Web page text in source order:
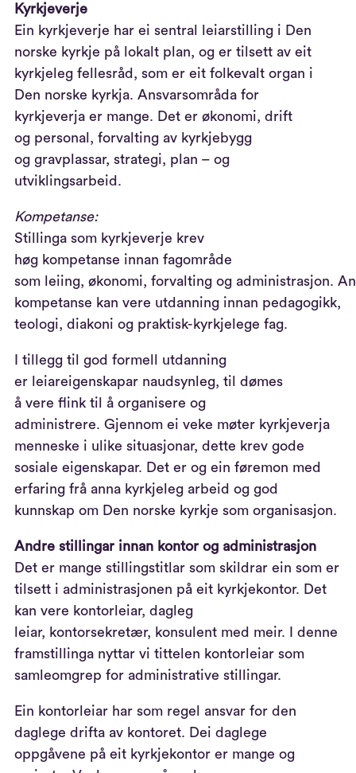
Kyrkjeverje
Ein kyrkjeverje har ei sentral leiarstilling i Den
norske kyrkje på lokalt plan, og er tilsett aveit
kyrkjeleg fellesråd , som er eit folkevalt organ i
Den norske kyrkja. Ansvarsområda for
kyrkjeverjaer mange. Det er økonomi, drift
og personal , forvalting avkyrkjebygg
og gravplassar, strategi, plan – og
utvikl ingsarbeid .
Kompetanse:
Stillinga som kyrkjeverje krev
høg kompetanse innan fagområde
som leiing, økonomi, forvaltingogadministrasjon.
kompetanse kan vere utdanninginnan pedagogikk,
teologi, diakoni og praktisk-kyrkjelege fag.
I tillegg til god formell utdanning
erleiareigenskaparnaudsynleg, til dømes
å vere flink til å organisere og
administrere. Gjennom ei veke møter kyrkjeverja
menneske i ulike situasjonar, dette krev gode
sosiale eigenskapar. Det er og ein føremon med
erfaring frå anna kyrkjeleg arbeid oggod
kunnskap om Den norske kyrkje som organisasjon.
Andre stillingar innan kontor og administrasjon
Det er mange stillingstitlar som skildrar ein som er
tilsett i administrasjonen på eit kyrkjekontor. Det
kan vere kontorleiar, dagleg
leiar, kontorsekretær, konsulentmed meir.
denne
framstillinga nyttar vi tittelen kontorleiarsom
samleomgrep for administrative stillingar.
Ein kontorleiarhar som regel ansvar for den
daglege drifta av kontoret. Dei daglege
oppgåvene på eit kyrkjekontor er mange og